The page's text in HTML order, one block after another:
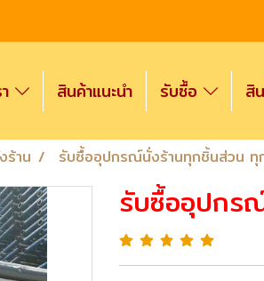
สินค้าแนะนำ รับซื้อ สิ
าน รับซื้ออุปกรณ์นั่งร้านทุกชิ้นส่วน ทุ
รับซื้ออุปกร